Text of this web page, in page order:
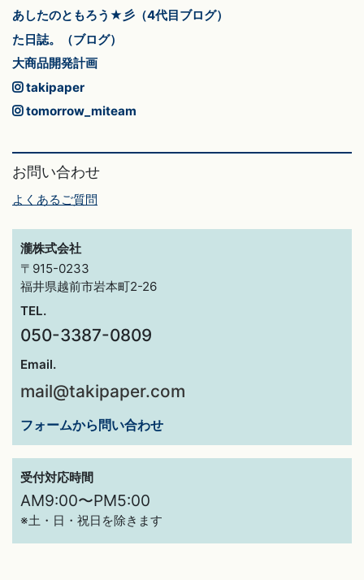
あしたのともろう★彡（4代目ブログ）
た日誌。（ブログ）
大商品開発計画
takipaper
tomorrow_miteam
お問い合わせ
よくあるご質問
瀧株式会社
〒915-0233
福井県越前市岩本町2-26
TEL.
050-3387-0809
Email.
mail@takipaper.com
フォームから問い合わせ
受付対応時間
AM9:00〜PM5:00
※土・日・祝日を除きます